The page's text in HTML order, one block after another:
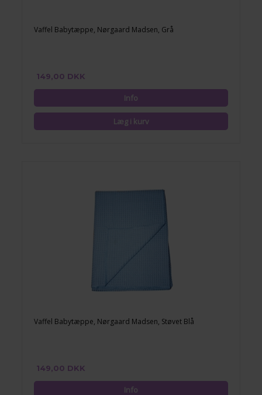
Vaffel Babytæppe, Nørgaard Madsen, Grå
149,00 DKK
Vaffel Babytæppe, Nørgaard Madsen, Støvet Blå
149,00 DKK